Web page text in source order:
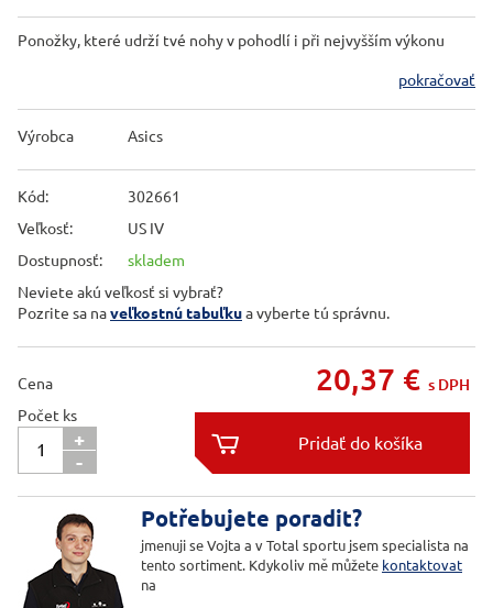
Ponožky, které udrží tvé nohy v pohodlí i při nejvyšším výkonu
pokračovať
Výrobca Asics
Kód:
302661
Veľkosť:
US IV
Dostupnosť:
skladem
Neviete akú veľkosť si vybrať?
Pozrite sa naveľkostnú tabuľkua vyberte tú správnu.
Cena 20,37 € s DPH
Počet ks
+
-


Potřebujete poradit?
jmenuji se Vojta a v Total sportu jsem specialista na
tento sortiment. Kdykoliv mě můžete kontaktovat
na